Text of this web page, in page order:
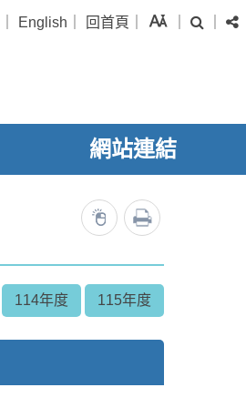
English 回首頁 字級 搜尋
網站連結
114年度 115年度